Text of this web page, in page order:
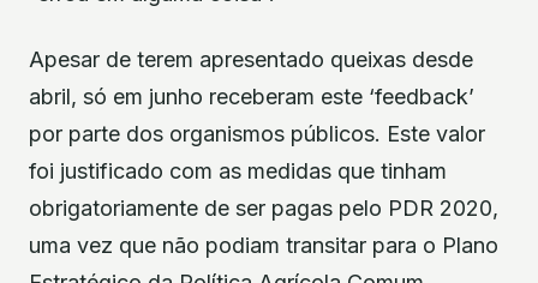
Apesar de terem apresentado queixas desde
abril, só em junho receberam este ‘feedback’
por parte dos organismos públicos. Este valor
foi justificado com as medidas que tinham
obrigatoriamente de ser pagas pelo PDR 2020,
uma vez que não podiam transitar para o Plano